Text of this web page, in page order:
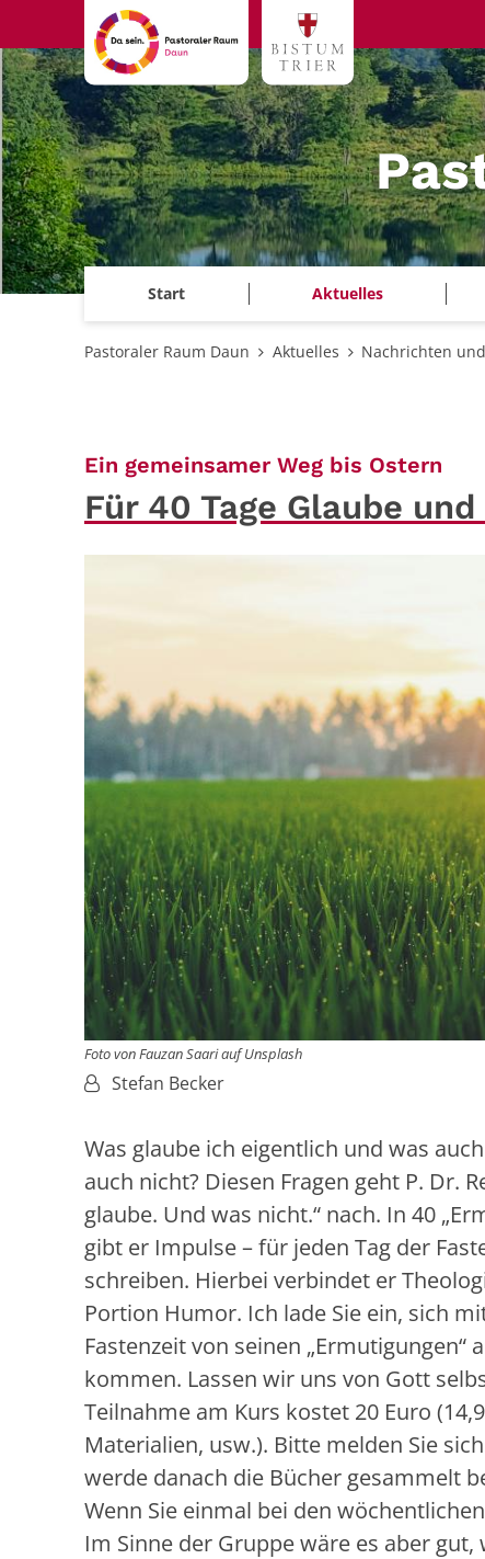
Zum Inhalt springen
Start Aktuelles
Pastoraler Raum Daun Aktuelles Nachrichten
Ein gemeinsamer Weg bis Ostern
Für 40 Tage Glaube
Foto von Fauzan Saari auf Unsplash
Von:Stefan Becker
Was glaube ich eigentlich und was
auch nicht? Diesen Fragen geht P. Dr.
glaube. Und was nicht.“ nach. In 40
gibt er Impulse – für jeden Tag der
schreiben. Hierbei verbindet er
Portion Humor. Ich lade Sie ein, sich
Fastenzeit von seinen
kommen. Lassen wir uns von Gott
Teilnahme am Kurs kostet 20 Euro
Materialien, usw.). Bitte melden Sie
werde danach die Bücher gesammelt
Wenn Sie einmal bei den
Im Sinne der Gruppe wäre es aber